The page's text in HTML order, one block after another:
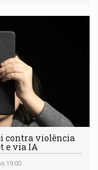
contra violência
e via IA
19:00